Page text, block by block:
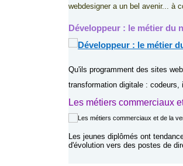
webdesigner a un bel avenir... à
Développeur : le métier du
Qu'ils programment des sites
transformation digitale : codeurs,
Les métiers commerciaux
Les jeunes diplômés ont
d'évolution vers des postes de